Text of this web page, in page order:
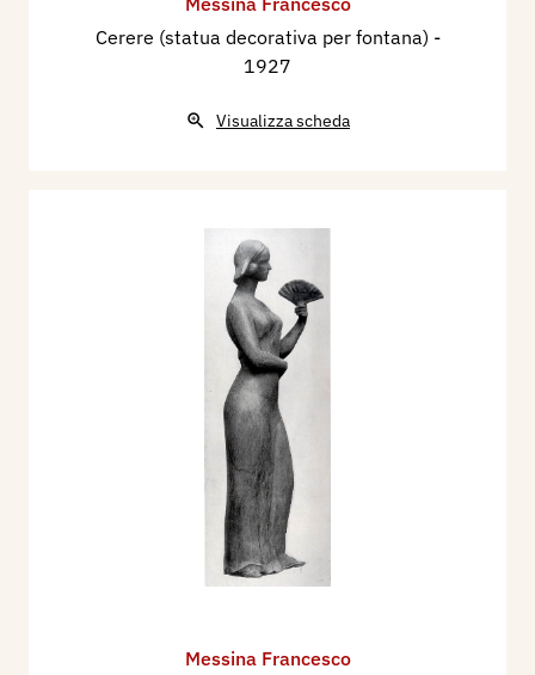
Cerere (statua decorativa per fontana) -
1927
Visualizza scheda
Messina Francesco